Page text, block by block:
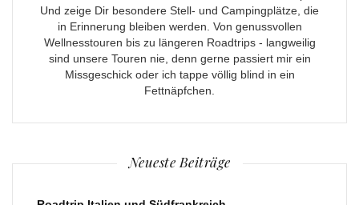
Und zeige Dir besondere Stell- und Campingplätze, die
in Erinnerung bleiben werden. Von genussvollen
Wellnesstouren bis zu längeren Roadtrips - langweilig
sind unsere Touren nie, denn gerne passiert mir ein
Missgeschick oder ich tappe völlig blind in ein
Fettnäpfchen.
Neueste Beiträge